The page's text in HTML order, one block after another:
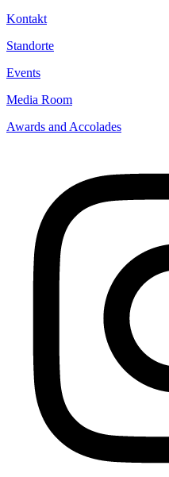
Kontakt
Standorte
Events
Media Room
Awards and Accolades